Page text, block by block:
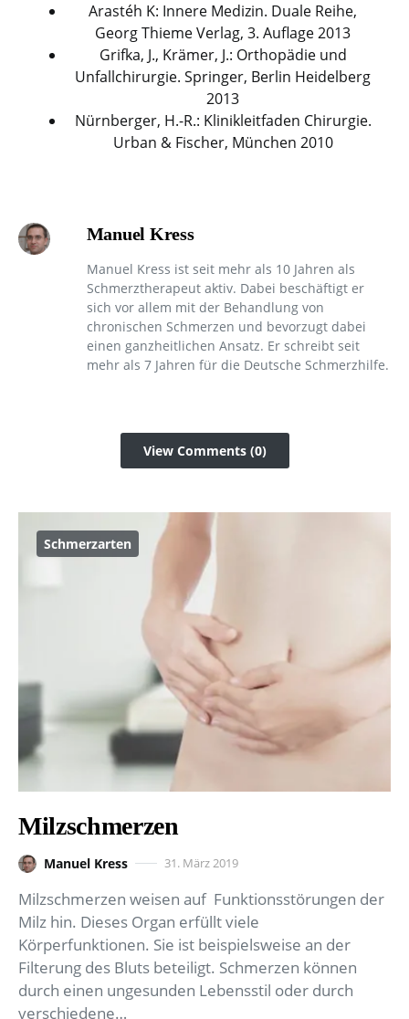
Arastéh K: Innere Medizin. Duale Reihe,
Georg Thieme Verlag, 3. Auflage 2013
Grifka, J., Krämer, J.: Orthopädie und
Unfallchirurgie. Springer, Berlin Heidelberg
2013
Nürnberger, H.-R.: Klinikleitfaden Chirurgie.
Urban & Fischer, München 2010
Manuel Kress
Manuel Kress ist seit mehr als 10 Jahren als
Schmerztherapeut aktiv. Dabei beschäftigt er
sich vor allem mit der Behandlung von
chronischen Schmerzen und bevorzugt dabei
einen ganzheitlichen Ansatz. Er schreibt seit
mehr als 7 Jahren für die Deutsche Schmerzhilfe.
View Comments (0)
Schmerzarten
Milzschmerzen
Manuel Kress 31. März 2019
Milzschmerzen weisen auf Funktionsstörungen der
Milz hin. Dieses Organ erfüllt viele
Körperfunktionen. Sie ist beispielsweise an der
Filterung des Bluts beteiligt. Schmerzen können
durch einen ungesunden Lebensstil oder durch
verschiedene…